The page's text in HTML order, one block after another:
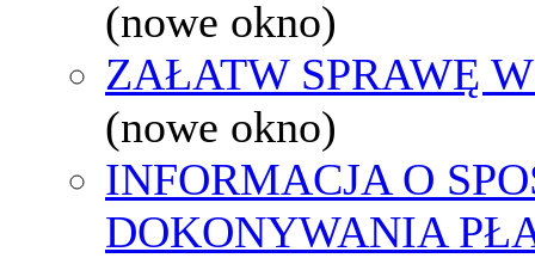
(nowe okno)
ZAŁATW SPRAWĘ
(nowe okno)
INFORMACJA O
DOKONYWANIA